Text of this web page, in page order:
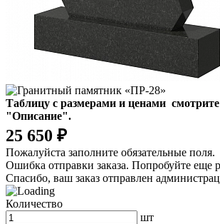
Таблицу с размерами и ценами смотрите
"Описание".
25 650 ₽
Пожалуйста заполните обязательные поля.
Ошибка отправки заказа. Попробуйте еще
Спасибо, ваш заказ отправлен
Количество
шт